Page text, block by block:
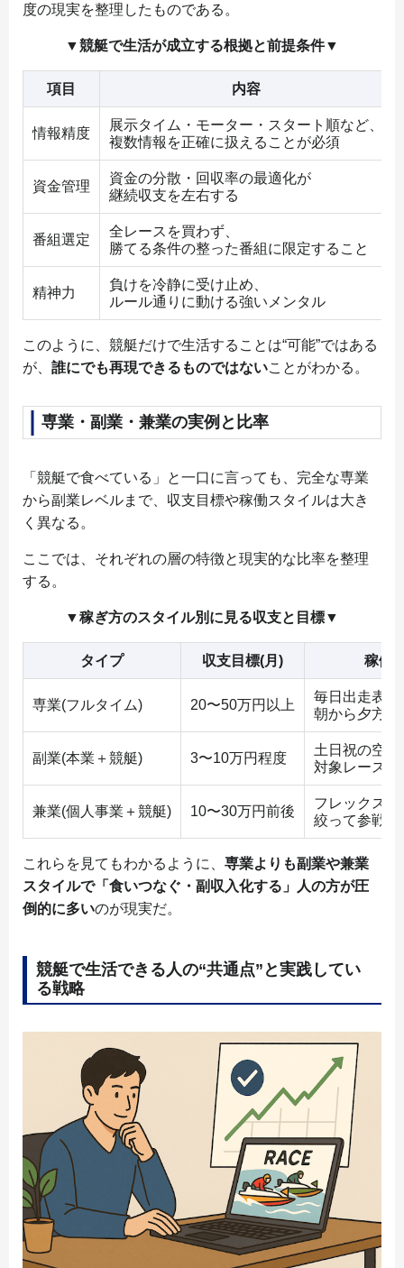
度の現実を整理したものである。
▼競艇で生活が成立する根拠と前提条件▼
項目 内容
情報精度
展示タイム・モーター・スタート順など、
複数情報を正確に扱えることが必須
資金管理
資金の分散・回収率の最適化が
継続収支を左右する
番組選定
全レースを買わず、
勝てる条件の整った番組に限定すること
精神力
負けを冷静に受け止め、
ルール通りに動ける強いメンタル
このように、競艇だけで生活することは“可能”ではある
が、 誰にでも再現できるものではないことがわかる。
専業・副業・兼業の実例と比率
「競艇で食べている」と一口に言っても、完全な専業
から副業レベルまで、収支目標や稼働スタイルは大き
く異なる。
ここでは、それぞれの層の特徴と現実的な比率を整理
する。
▼稼ぎ方のスタイル別に見る収支と目標▼
タイプ 収支目標(月) 稼働
専業(フルタイム) 20〜50万円以上
毎日出走表
朝から夕方ま
副業(本業＋競艇) 3〜10万円程度
土日祝の空
対象レースを
兼業(個人事業＋競艇) 10〜30万円前後
フレックス
絞って参戦
これらを見てもわかるように、 専業よりも副業や兼業
スタイルで「食いつなぐ・副収入化する」人の方が圧
倒的に多いのが現実だ。
競艇で生活できる人の“共通点”と実践してい
る戦略